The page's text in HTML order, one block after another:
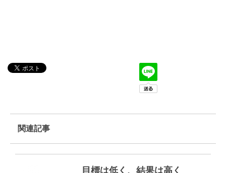
関連記事
目標は低く、結果は高く